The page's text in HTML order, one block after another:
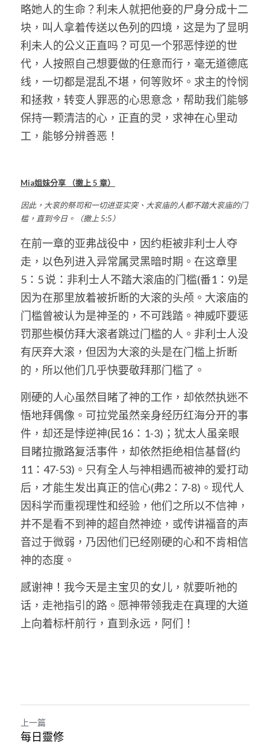
略她人的生命？利未人就把他妾的尸身分成十二
块，叫人拿着传送以色列的四境，这是为了显明
利未人的公义正直吗？可见一个邪恶悖逆的世
代，人按照自己想要做的任意而行，毫无道德底
线，一切都是混乱不堪，何等败坏。求主的怜悯
和拯救，转变人罪恶的心思意念，帮助我们能够
保持一颗清洁的心，正直的灵，求神在心里动
工，能够分辨善恶！
Mia姐妹分享 （撒上 5 章）
因此，大衮的祭司和一切进亚实突、大衮庙的人都不踏大衮庙的门
槛，直到今日。（撒上 5:5）
在前一章的亚弗战役中，因约柜被非利士人夺
走，以色列进入异常属灵黑暗时期。在这章里
5：5 说：非利士人不踏大滚庙的门槛(番1：9)是
因为在那里放着被折断的大滚的头颅。大滚庙的
门槛曾被认为是神圣的，不可践踏。神威吓要惩
罚那些模仿拜大滚者跳过门槛的人。非利士人没
有厌弃大滚，但因为大滚的头是在门槛上折断
的，所以他们几乎快要敬拜那门槛了。
刚硬的人心虽然目睹了神的工作，却依然执迷不
悟地拜偶像。可拉党虽然亲身经历红海分开的事
件，却还是悖逆神(民16：1-3)；犹太人虽亲眼
目睹拉撒路复活事件，却依然拒绝相信基督(约
11：47-53)。只有全人与神相遇而被神的爱打动
后，才能生发出真正的信心(弗2：7-8)。现代人
因科学而重视理性和经验，他们之所以不信神，
并不是看不到神的超自然神迹，或传讲福音的声
音过于微弱，乃因他们已经刚硬的心和不肯相信
神的态度。
感谢神！我今天是主宝贝的女儿，就要听祂的
话，走祂指引的路。愿神带领我走在真理的大道
上向着标杆前行，直到永远，阿们！
上一篇
每日靈修